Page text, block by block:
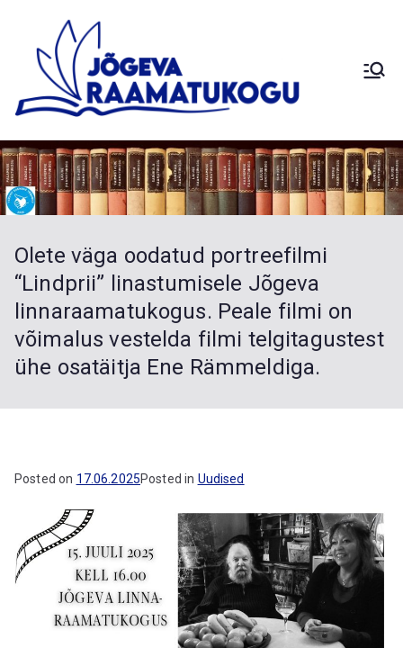
content
eva
Raa
mat
uko
gu
Palamuse
Kuremaa
Laiuse
Sadala
Vaimastver
e
haruraamat
ukogud
Olete väga oodatud portreefilmi
“Lindprii” linastumisele Jõgeva
linnaraamatukogus. Peale filmi on
võimalus vestelda filmi telgitagustest
ühe osatäitja Ene Rämmeldiga.
Posted on 17.06.2025Posted in Uudised